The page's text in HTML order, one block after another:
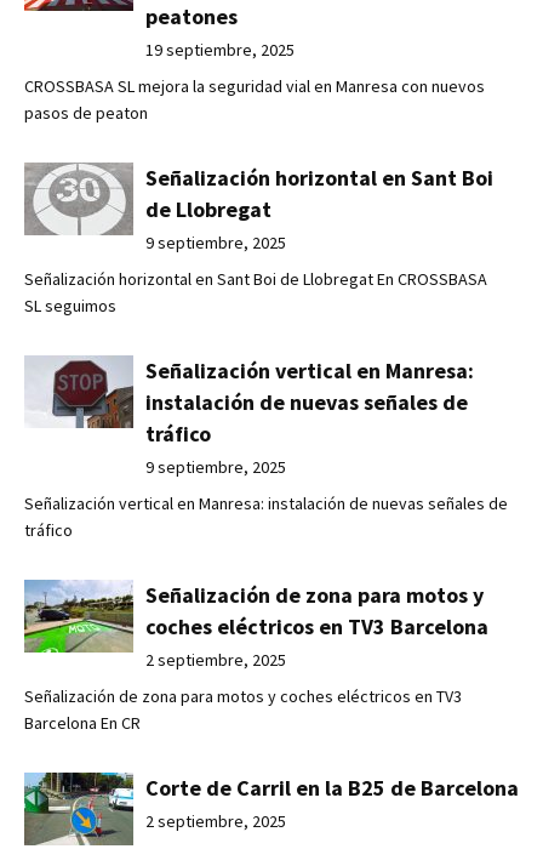
peatones
19 septiembre, 2025
CROSSBASA SL mejora la seguridad vial en Manresa con nuevos
pasos de peaton
Señalización horizontal en Sant Boi
de Llobregat
9 septiembre, 2025
Señalización horizontal en Sant Boi de Llobregat En CROSSBASA
SL seguimos
Señalización vertical en Manresa:
instalación de nuevas señales de
tráfico
9 septiembre, 2025
Señalización vertical en Manresa: instalación de nuevas señales de
tráfico
Señalización de zona para motos y
coches eléctricos en TV3 Barcelona
2 septiembre, 2025
Señalización de zona para motos y coches eléctricos en TV3
Barcelona En CR
Corte de Carril en la B25 de Barcelona
2 septiembre, 2025